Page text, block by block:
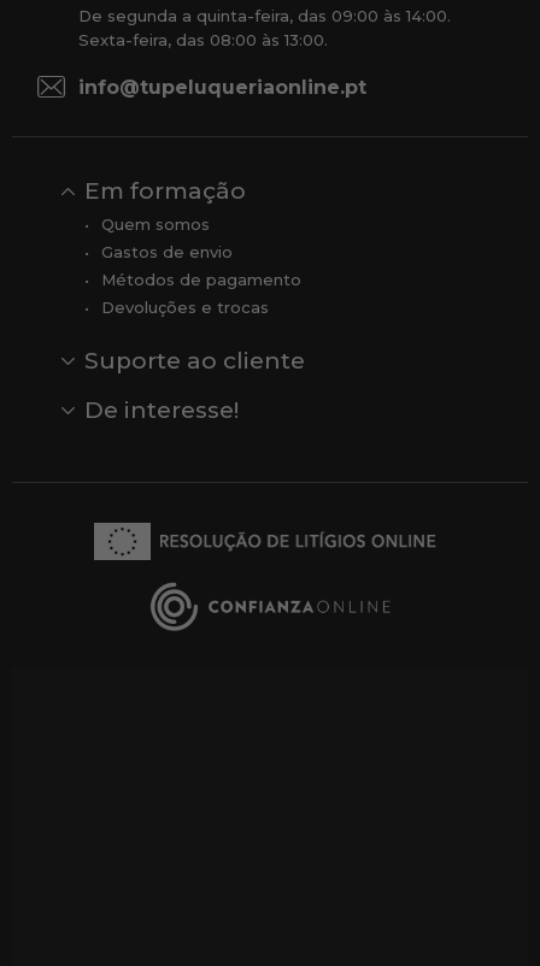
De segunda a quinta-feira, das 09:00 às 14:00.
Sexta-feira, das 08:00 às 13:00.
info@tupeluqueriaonline.pt
Em formação
Quem somos
Gastos de envio
Métodos de pagamento
Devoluções e trocas
Suporte ao cliente
Comentários
Comentários do Google
De interesse!